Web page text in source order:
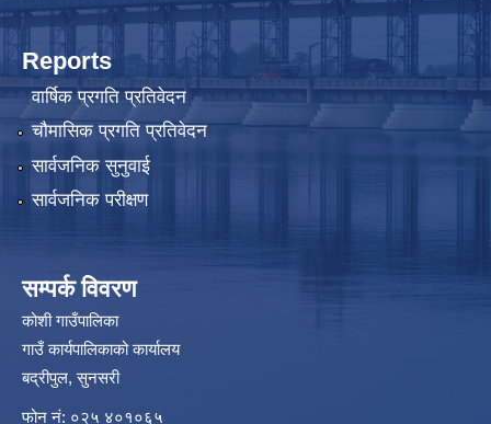
Reports
वार्षिक प्रगति प्रतिवेदन
चौमासिक प्रगति प्रतिवेदन
सार्वजनिक सुनुवाई
सार्वजनिक परीक्षण
सम्पर्क विवरण
कोशी गाउँपालिका
गाउँ कार्यपालिकाको कार्यालय
बद्रीपुल, सुनसरी
फोन नं: ०२५ ४०१०६५